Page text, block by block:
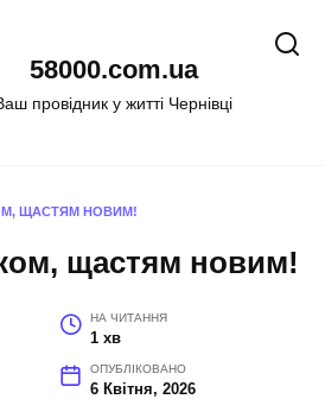
58000.com.ua
провідник у житті Чернівці
ЩАСТЯМ НОВИМ!
щастям новим!
НА ЧИТАННЯ
1 хв
ОПУБЛІКОВАНО
6 Квітня, 2026